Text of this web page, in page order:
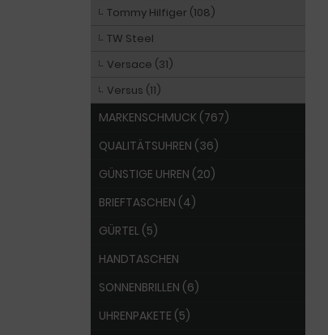
Tommy Hilfiger (108)
TW Steel
Versace (31)
Versus (11)
MARKENSCHMUCK (767)
QUALITÄTSUHREN (36)
GÜNSTIGE UHREN (20)
BRIEFTASCHEN (4)
GÜRTEL (5)
HANDTASCHEN
SONNENBRILLEN (6)
UHRENPAKETE (5)